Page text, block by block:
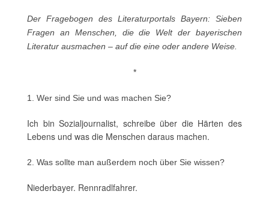
Der Fragebogen des Literaturportals Bayern: Sieben
Fragen an Menschen, die die Welt der bayerischen
Literatur ausmachen – auf die eine oder andere Weise.
*
1. Wer sind Sie und was machen Sie?
Ich bin Sozialjournalist, schreibe über die Härten des
Lebens und was die Menschen daraus machen.
2. Was sollte man außerdem noch über Sie wissen?
Niederbayer. Rennradlfahrer.